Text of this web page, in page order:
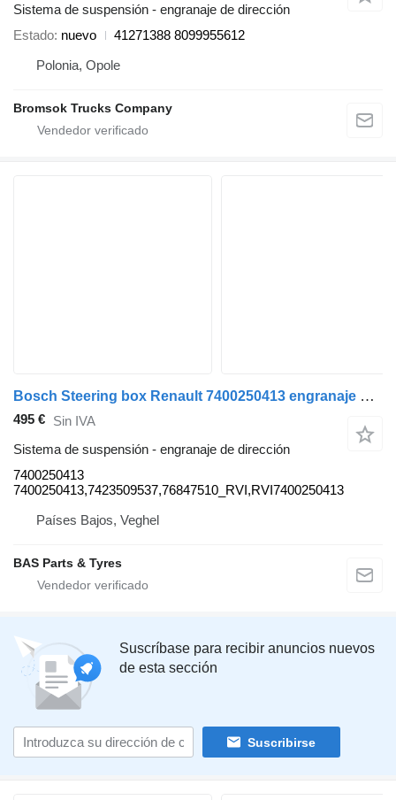
Sistema de suspensión - engranaje de dirección
Estado nuevo
41271388 8099955612
Polonia, Opole
Bromsok Trucks Company
Bosch Steering box Renault 7400250413 engranaje de dirección para Bosch camión
495 € Sin IVA
Sistema de suspensión - engranaje de dirección
7400250413
7400250413,7423509537,76847510_RVI,RVI7400250413
Países Bajos, Veghel
BAS Parts & Tyres
Suscríbase para recibir anuncios nuevos
de esta sección
Suscribirse